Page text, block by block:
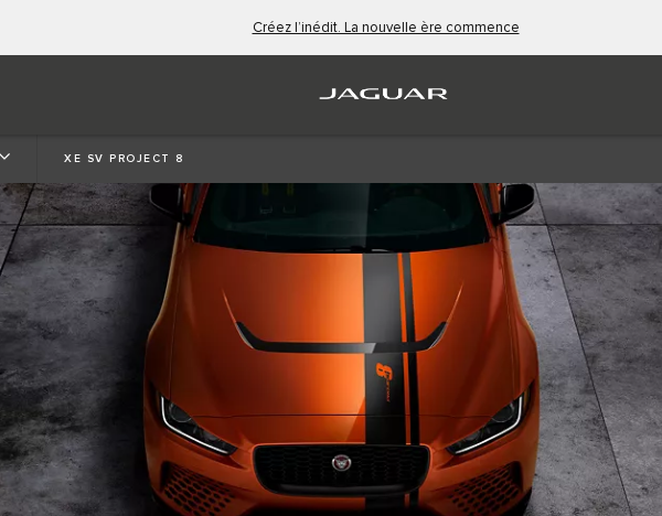
Créez l’inédit. La nouvelle ère commence
XE SV PROJECT 8